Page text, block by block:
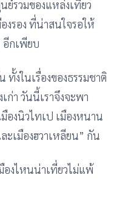
รวมของแหล่งเที่ยว
รอง ที่น่าสนใจรอให้
กเพียบ
งในเรื่องของธรรมชาติ
ก่า วันนี้เราจึงจะพา
มืองนิวไทเป เมืองหนาน
ะเมืองฮวาเหลียน” กัน
องไหนน่าเที่ยวไม่แพ้